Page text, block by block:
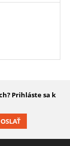
Prihláste sa k